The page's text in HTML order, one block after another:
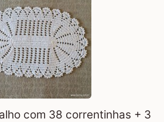
com 38 correntinhas + 3